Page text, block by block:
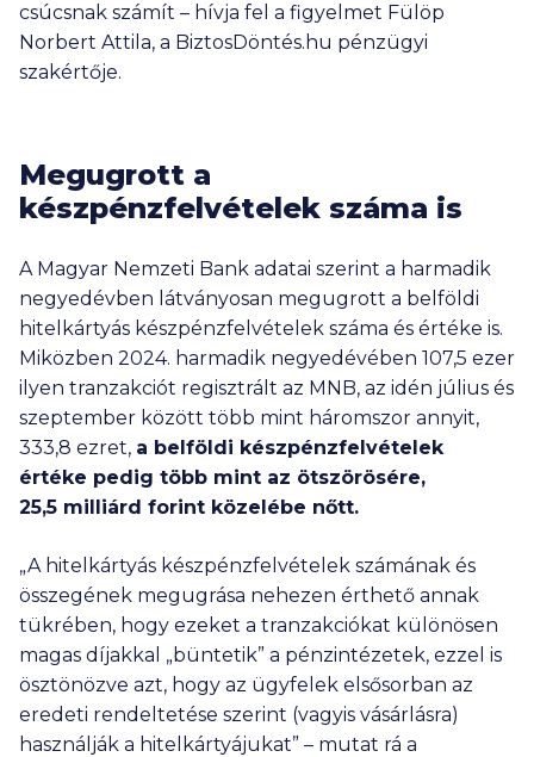
csúcsnak számít – hívja fel a figyelmet Fülöp
Norbert Attila, a BiztosDöntés.hu pénzügyi
szakértője.
Megugrott a
készpénzfelvételek száma is
A Magyar Nemzeti Bank adatai szerint a harmadik
negyedévben látványosan megugrott a belföldi
hitelkártyás készpénzfelvételek száma és értéke is.
Miközben 2024. harmadik negyedévében 107,5 ezer
ilyen tranzakciót regisztrált az MNB, az idén július és
szeptember között több mint háromszor annyit,
333,8 ezret, a belföldi készpénzfelvételek
értéke pedig több mint az ötszörösére,
25,5 milliárd forint közelébe nőtt.
„A hitelkártyás készpénzfelvételek számának és
összegének megugrása nehezen érthető annak
tükrében, hogy ezeket a tranzakciókat különösen
magas díjakkal „büntetik” a pénzintézetek, ezzel is
ösztönözve azt, hogy az ügyfelek elsősorban az
eredeti rendeltetése szerint (vagyis vásárlásra)
használják a hitelkártyájukat” – mutat rá a